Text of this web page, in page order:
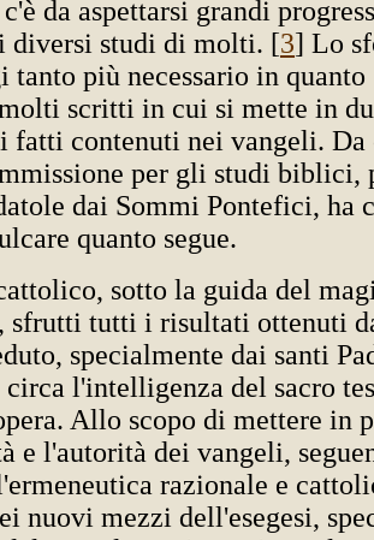
da aspettarsi grandi
diversi studi di molti. [3] Lo
tanto più necessario in quanto
scritti in cui si mette in
fatti contenuti nei vangeli. Da
per gli studi biblici,
dai Sommi Pontefici, ha
quanto segue.
sotto la guida del
sfrutti tutti i risultati ottenuti
specialmente dai santi
circa l'intelligenza del sacro
Allo scopo di mettere in
e l'autorità dei vangeli,
razionale e
nuovi mezzi dell'esegesi,